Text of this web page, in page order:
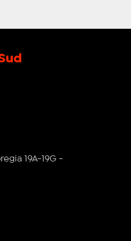
19A-19G -